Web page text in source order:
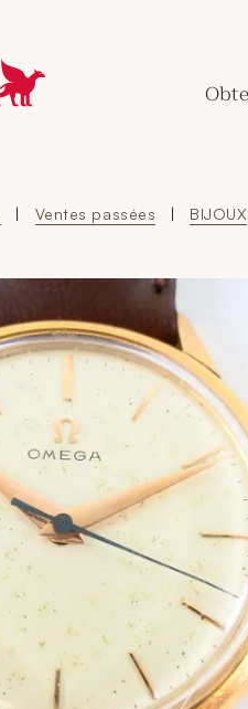
Aller à l'accueil de Crédit
| Ventes passées | BIJOUX